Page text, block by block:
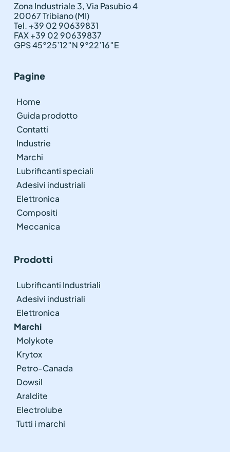
Zona Industriale 3, Via Pasubio 4
20067 Tribiano (MI)
Tel. +39 02 90639831
FAX +39 02 90639837
GPS 45°25’12″N 9°22’16″E
Pagine
Home
Guida prodotto
Contatti
Industrie
Marchi
Lubrificanti speciali
Adesivi industriali
Elettronica
Compositi
Meccanica
Prodotti
Lubrificanti Industriali
Adesivi industriali
Elettronica
Marchi
Molykote
Krytox
Petro-Canada
Dowsil
Araldite
Electrolube
Tutti i marchi